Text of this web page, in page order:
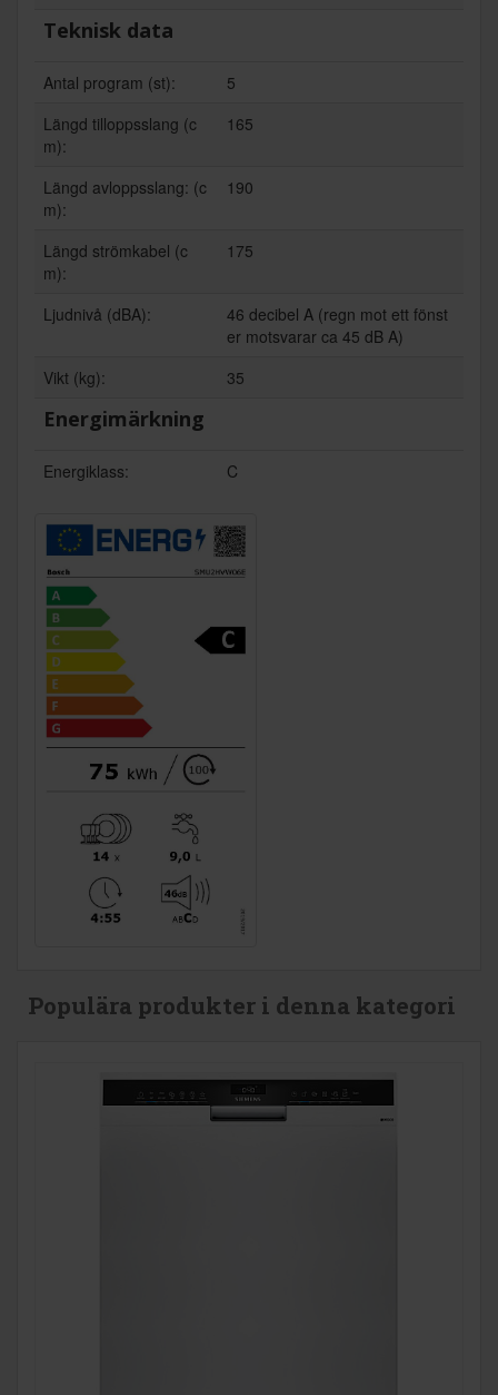
Teknisk data
Antal program (st):
5
Längd tilloppsslang (c
m):
165
Längd avloppsslang: (c
m):
190
Längd strömkabel (c
m):
175
Ljudnivå (dBA):
46 decibel A (regn mot ett fönst
er motsvarar ca 45 dB A)
Vikt (kg):
35
Energimärkning
Energiklass: C
Populära produkter i denna kategori